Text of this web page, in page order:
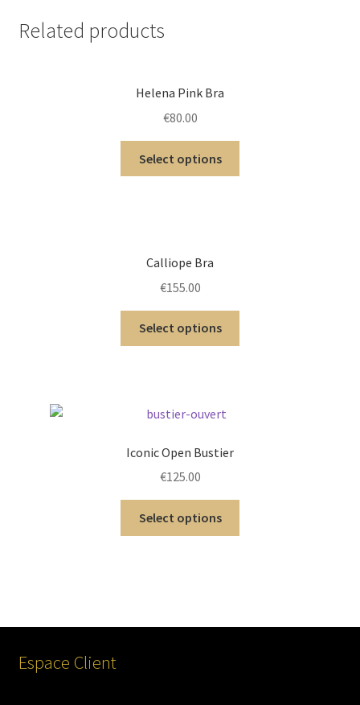
Related products
Helena Pink Bra
€80.00
Select options
Calliope Bra
€155.00
Select options
Iconic Open Bustier
€125.00
Select options
Espace Client